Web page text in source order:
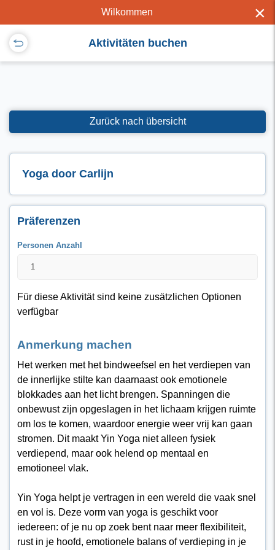
Wilkommen ×
Aktivitäten buchen
Zurück nach übersicht
Yoga door Carlijn
Präferenzen
Personen Anzahl
Für diese Aktivität sind keine zusätzlichen Optionen
verfügbar
Anmerkung machen
Het werken met het bindweefsel en het verdiepen van
de innerlijke stilte kan daarnaast ook emotionele
blokkades aan het licht brengen. Spanningen die
onbewust zijn opgeslagen in het lichaam krijgen ruimte
om los te komen, waardoor energie weer vrij kan gaan
stromen. Dit maakt Yin Yoga niet alleen fysiek
verdiepend, maar ook helend op mentaal en
emotioneel vlak.
Yin Yoga helpt je vertragen in een wereld die vaak snel
en vol is. Deze vorm van yoga is geschikt voor
iedereen: of je nu op zoek bent naar meer flexibiliteit,
rust in je hoofd, emotionele balans of verdieping in je